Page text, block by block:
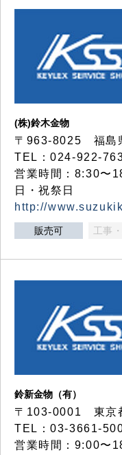
(株)鈴木金物
〒963-8025 福島
TEL：024-922-
営業時間：8:30〜
日・祝祭日
http://
販売可 工事
鈴新金物（有）
〒103-0001 東京
TEL：03-3661-
営業時間：9:00〜